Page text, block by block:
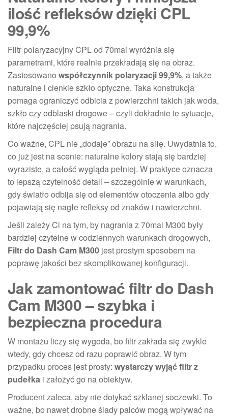
ilość refleksów dzięki CPL
99,9%
Filtr polaryzacyjny CPL od 70mai wyróżnia się
parametrami, które realnie przekładają się na obraz.
Zastosowano współczynnik polaryzacji 99,9%, a także
naturalne i cienkie szkło optyczne. Taka konstrukcja
pomaga ograniczyć odbicia z powierzchni takich jak woda,
szkło czy odblaski drogowe – czyli dokładnie te sytuacje,
które najczęściej psują nagrania.
Co ważne, CPL nie „dodaje” obrazu na siłę. Uwydatnia to,
co już jest na scenie: naturalne kolory stają się bardziej
wyraziste, a całość wygląda pełniej. W praktyce oznacza
to lepszą czytelność detali – szczególnie w warunkach,
gdy światło odbija się od elementów otoczenia albo gdy
pojawiają się nagłe refleksy od znaków i nawierzchni.
Jeśli zależy Ci na tym, by nagrania z 70mai M300 były
bardziej czytelne w codziennych warunkach drogowych,
Filtr do Dash Cam M300 jest prostym sposobem na
poprawę jakości bez skomplikowanej konfiguracji.
Jak zamontować filtr do Dash
Cam M300 – szybka i
bezpieczna procedura
W montażu liczy się wygoda, bo filtr zakłada się zwykle
wtedy, gdy chcesz od razu poprawić obraz. W tym
przypadku proces jest prosty: wystarczy wyjąć filtr z
pudełka i założyć go na obiektyw.
Producent zaleca, aby nie dotykać szklanej soczewki. To
ważne, bo nawet drobne ślady palców mogą wpływać na